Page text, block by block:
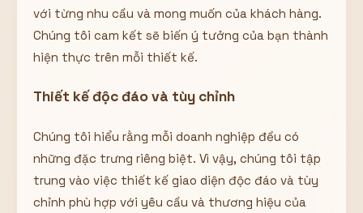
với từng nhu cầu và mong muốn của khách hàng.
Chúng tôi cam kết sẽ biến ý tưởng của bạn thành
hiện thực trên mỗi thiết kế.
Thiết kế độc đáo và tùy chỉnh
Chúng tôi hiểu rằng mỗi doanh nghiệp đều có
những đặc trưng riêng biệt. Vì vậy, chúng tôi tập
trung vào việc thiết kế giao diện độc đáo và tùy
chỉnh phù hợp với yêu cầu và thương hiệu của